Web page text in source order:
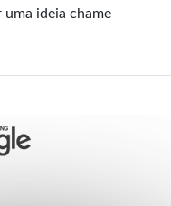
ideia chame